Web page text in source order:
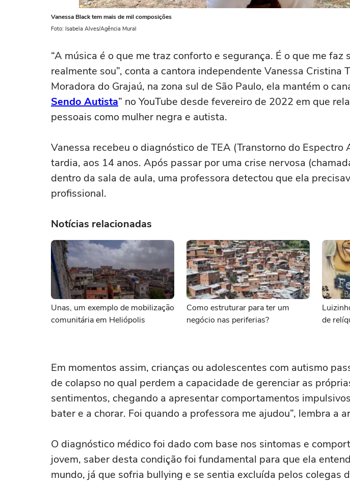
Vanessa Black tem mais de mil composições
Foto: Isabela Alves/Agência Mural
“A música é o que me traz conforto e segurança. É o que me faz
realmente sou”, conta a cantora independente Vanessa Cristina
Moradora do Grajaú, na zona sul de São Paulo, ela mantém o
Sendo Autista” no YouTube desde fevereiro de 2022 em que
pessoais como mulher negra e autista.
Vanessa recebeu o diagnóstico de TEA (Transtorno do Espectro
tardia, aos 14 anos. Após passar por uma crise nervosa
dentro da sala de aula, uma professora detectou que ela
profissional.
Notícias relacionadas
Unas, um exemplo de mobilização
comunitária em Heliópolis
Como estruturar para ter um
negócio nas periferias?
de
Em momentos assim, crianças ou adolescentes com autismo
de colapso no qual perdem a capacidade de gerenciar as
sentimentos, chegando a apresentar comportamentos
bater e a chorar. Foi quando a professora me ajudou”, lembra a
O diagnóstico médico foi dado com base nos sintomas e
jovem, saber desta condição foi fundamental para que ela
mundo, já que sofria bullying e se sentia excluída pelos colegas